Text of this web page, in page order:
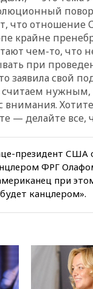
что
крайне
чем-то, что
при
заявила свой
считаем
внимания.
— делайте все,
президент США
ФРГ
при
канцлером».